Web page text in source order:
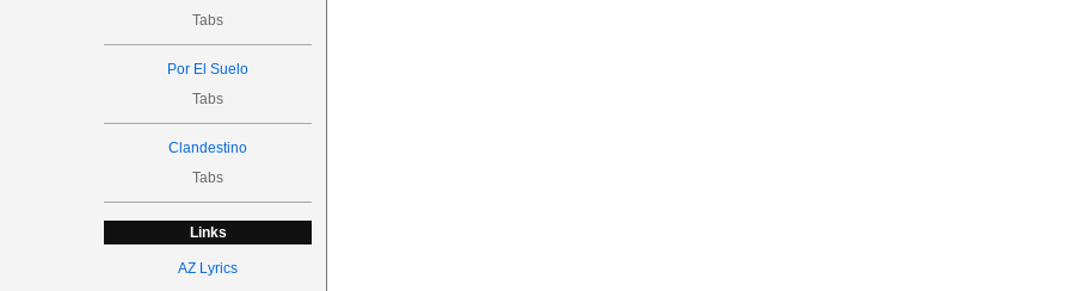
Tabs
Por El Suelo
Tabs
Clandestino
Tabs
Links
AZ Lyrics